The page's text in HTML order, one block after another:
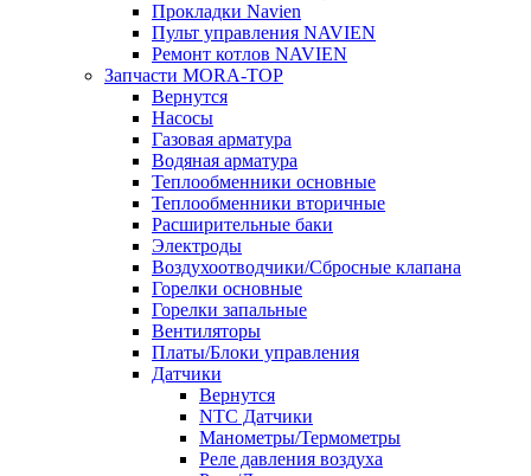
Прокладки Navien
Пульт управления NAVIEN
Ремонт котлов NAVIEN
Запчасти MORA-TOP
Вернутся
Насосы
Газовая арматура
Водяная арматура
Теплообменники основные
Теплообменники вторичные
Расширительные баки
Электроды
Воздухоотводчики/Сбросные клапана
Горелки основные
Горелки запальные
Вентиляторы
Платы/Блоки управления
Датчики
Вернутся
NTC Датчики
Манометры/Термометры
Реле давления воздуха